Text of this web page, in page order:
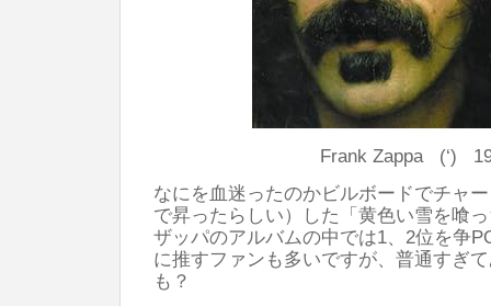
Frank Zappa (‘)
なにを血迷ったのかビルボードでチャ
で昇ったらしい）した「黄色い雪を喰
ザッパのアルバムの中では1、2位を争
に推すファンも多いですが、普通すぎ
も？